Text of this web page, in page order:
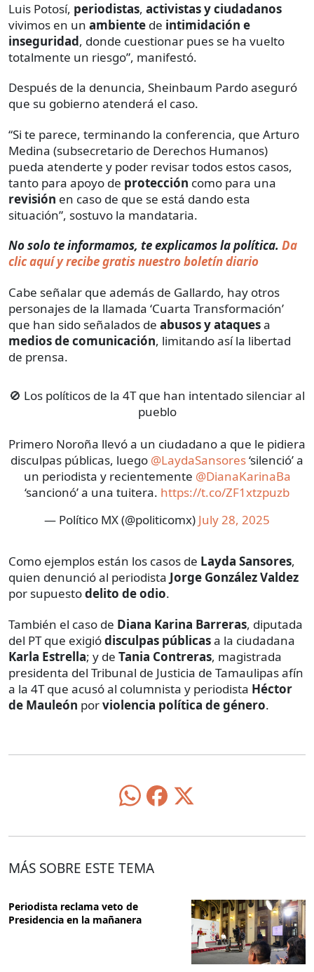
Luis Potosí, periodistas, activistas y ciudadanos
vivimos en un ambiente de intimidación e
inseguridad, donde cuestionar pues se ha vuelto
totalmente un riesgo”, manifestó.
Después de la denuncia, Sheinbaum Pardo aseguró
que su gobierno atenderá el caso.
“Si te parece, terminando la conferencia, que Arturo
Medina (subsecretario de Derechos Humanos)
pueda atenderte y poder revisar todos estos casos,
tanto para apoyo de protección como para una
revisión en caso de que se está dando esta
situación”, sostuvo la mandataria.
No solo te informamos, te explicamos la política. Da
clic aquí y recibe gratis nuestro boletín diario
Cabe señalar que además de Gallardo, hay otros
personajes de la llamada ‘Cuarta Transformación’
que han sido señalados de abusos y ataquesa
medios de comunicación, limitando así la libertad
de prensa.
🚫 Los políticos de la 4T que han intentado silenciar al
pueblo
Primero Noroña llevó a un ciudadano a que le pidiera
disculpas públicas, luego @LaydaSansores‘silenció’ a
un periodista y recientemente @DianaKarinaBa
‘sancionó’ a una tuitera. https://t.co/ZF1xtzpuzb
— Político MX (@politicomx) July 28, 2025
Como ejemplos están los casos de Layda Sansores,
quien denunció al periodista Jorge González Valdez
por supuestodelito de odio.
También el caso de Diana Karina Barreras, diputada
del PT que exigiódisculpas públicasa la ciudadana
Karla Estrella; y de Tania Contreras, magistrada
presidenta del Tribunal de Justicia de Tamaulipas afín
a la 4T que acusó al columnista y periodista Héctor
de Mauleón porviolencia política de género.
MÁS SOBRE ESTE TEMA
Periodista reclama veto de
Presidencia en la mañanera